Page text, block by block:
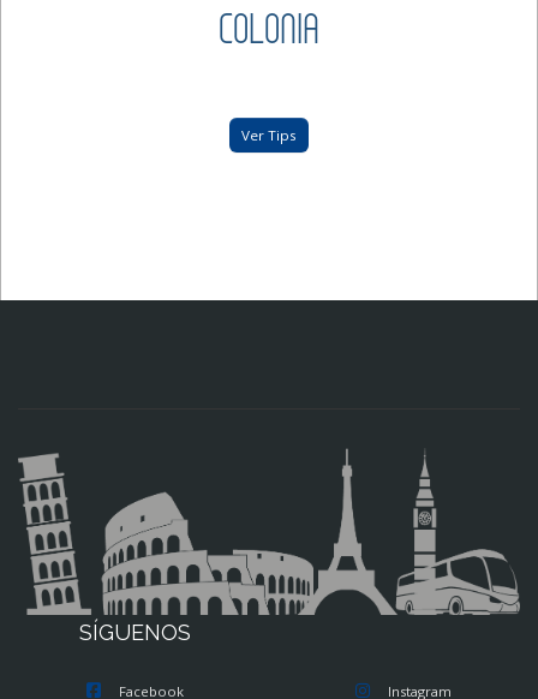
COLONIA
Ver Tips
SÍGUENOS
Facebook Instagram